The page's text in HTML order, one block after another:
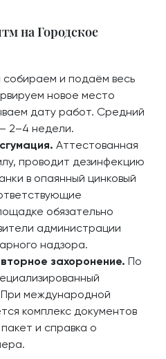
на Городское
и подаём весь
новое место
дату работ. Средний
2–4 недели.
Аттестованная
проводит дезинфекцию
в опаянный цинковый
обязательно
администрации
надзора.
захоронение. По
международной
комплекс документов
и справка о